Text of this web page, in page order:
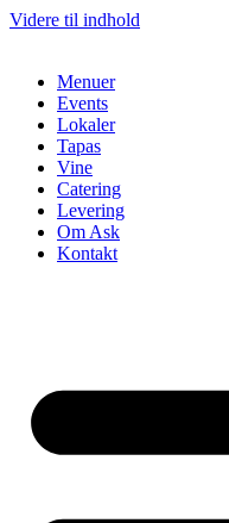
Videre til indhold
Menuer
Events
Lokaler
Tapas
Vine
Catering
Levering
Om Ask
Kontakt